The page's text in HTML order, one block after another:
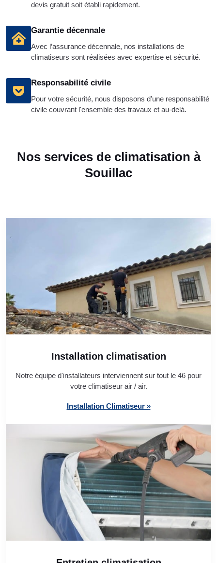
devis gratuit soit établi rapidement.
Garantie décennale
Avec l’assurance décennale, nos installations de
climatiseurs sont réalisées avec expertise et sécurité.
Responsabilité civile
Pour votre sécurité, nous disposons d'une responsabilité
civile couvrant l'ensemble des travaux et au-delà.
Nos services de climatisation à
Souillac
Installation climatisation
Notre équipe d'installateurs interviennent sur tout le 46 pour
votre climatiseur air / air.
Installation Climatiseur »